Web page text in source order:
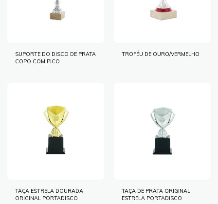
SUPORTE DO DISCO DE PRATA
COPO COM PICO
TROFÉU DE OURO/VERMELHO
TAÇA ESTRELA DOURADA
ORIGINAL PORTADISCO
TAÇA DE PRATA ORIGINAL
ESTRELA PORTADISCO